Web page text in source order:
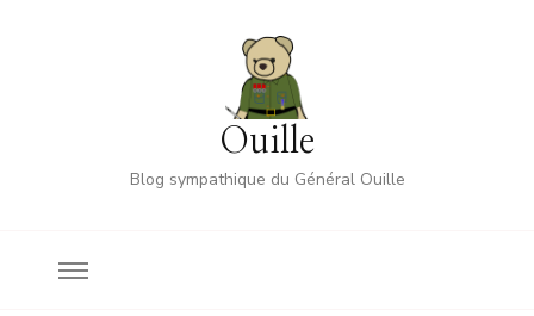
Ouille
Blog sympathique du Général Ouille